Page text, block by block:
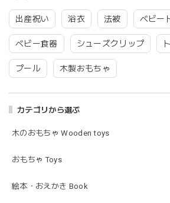
出産祝い 浴衣 法被 ベビー
ベビー食器 シューズクリップ
プール 木製おもちゃ
カテゴリから選ぶ
木のおもちゃ Wooden toys
おもちゃ Toys
絵本・おえかき Book
きょうりゅう/K60-141
2026/01/28
この度は迅速丁寧な対応をありがとうご
も素敵で嬉しいです。
発送も早くてありがたかったです！